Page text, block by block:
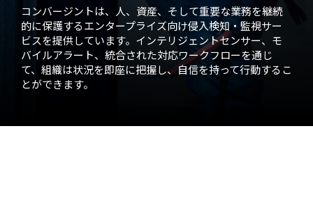
コンバージントは、人、資産、そして重要な業務を継続
的に保護するエンタープライズ向け侵入検知・監視サー
ビスを提供しています。インテリジェントセンサー、モ
バイルアラート、統合された対応ワークフローを通じ
て、組織は状況を即座に把握し、自信を持って行動するこ
とができます。